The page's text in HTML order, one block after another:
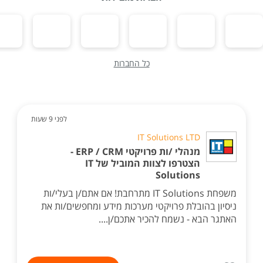
כל החברות
לפני 9 שעות
IT Solutions LTD
מנהלי /ות פרויקטי ERP / CRM -
הצטרפו לצוות המוביל של IT
Solutions
משפחת IT Solutions מתרחבת! אם אתם/ן בעלי/ות
ניסיון בהובלת פרויקטי מערכות מידע ומחפשים/ות את
האתגר הבא - נשמח להכיר אתכם/ן....